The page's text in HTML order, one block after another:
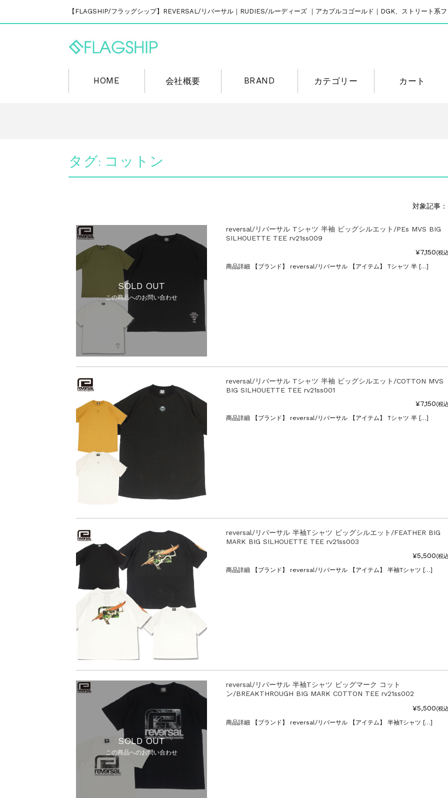
【FLAGSHIP/フラッグシップ】REVERSAL/リバーサル｜RUDIES/ルーディーズ ｜アカプルコゴールド｜DGK、ストリート系
HOME 会社概要 BRAND カテゴリー カート
タグ:コットン
対象記事
SOLD OUT
この商品へのお問い合わせ
reversal/リバーサル Tシャツ 半袖 ビッグシルエット/PEs MVS BIG
SILHOUETTE TEE rv21ss009
¥7,150(税
商品詳細 【ブランド】 reversal/リバーサル 【アイテム】 Tシャツ 半 […]
reversal/リバーサル Tシャツ 半袖 ビッグシルエット/COTTON MVS
BIG SILHOUETTE TEE rv21ss001
¥7,150(税
商品詳細 【ブランド】 reversal/リバーサル 【アイテム】 Tシャツ 半 […]
reversal/リバーサル 半袖Tシャツ ビッグシルエット/FEATHER BIG
MARK BIG SILHOUETTE TEE rv21ss003
¥5,500(税
商品詳細 【ブランド】 reversal/リバーサル 【アイテム】 半袖Tシャツ […]
SOLD OUT
この商品へのお問い合わせ
reversal/リバーサル 半袖Tシャツ ビッグマーク コット
ン/BREAKTHROUGH BIG MARK COTTON TEE rv21ss002
¥5,500(税
商品詳細 【ブランド】 reversal/リバーサル 【アイテム】 半袖Tシャツ […]